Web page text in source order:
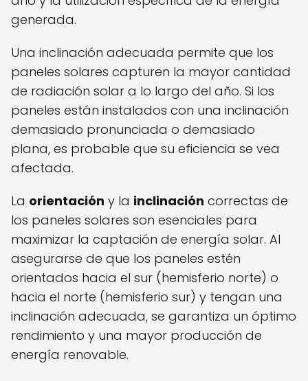
generada.
Una inclinación adecuada permite que los
paneles solares capturen la mayor cantidad
de radiación solar a lo largo del año. Si los
paneles están instalados con una inclinación
demasiado pronunciada o demasiado
plana, es probable que su eficiencia se vea
afectada.
La orientación y la inclinación correctas de
los paneles solares son esenciales para
maximizar la captación de energía solar. Al
asegurarse de que los paneles estén
orientados hacia el sur (hemisferio norte) o
hacia el norte (hemisferio sur) y tengan una
inclinación adecuada, se garantiza un óptimo
rendimiento y una mayor producción de
energía renovable.